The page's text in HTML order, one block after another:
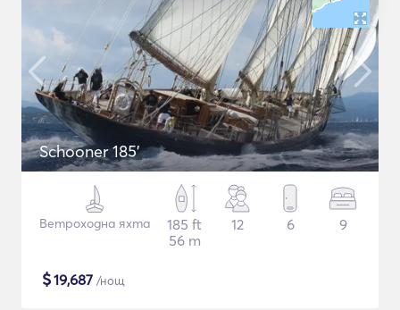
Schooner 185'
Ветроходна яхта
185 ft
56 m
12 6 9
$19,687 /нощ